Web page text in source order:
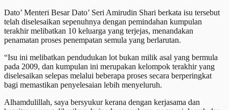
Dato’ Menteri Besar Dato’ Seri Amirudin Shari berkata isu tersebut
telah diselesaikan sepenuhnya dengan pemindahan kumpulan
terakhir melibatkan 10 keluarga yang terjejas, menandakan
penamatan proses penempatan semula yang berlarutan.
“Isu ini melibatkan pendudukan lot bukan milik asal yang bermula
pada 2009, dan kumpulan ini merupakan kelompok terakhir yang
diselesaikan selepas melalui beberapa proses secara berperingkat
bagi memastikan penyelesaian lebih menyeluruh.
Alhamdulillah, saya bersyukur kerana dengan kerjasama dan